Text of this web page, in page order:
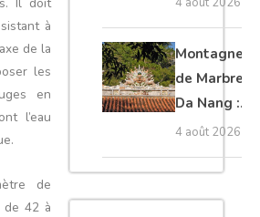
à
de la
les
en
l’eau
de
de 42 à
et Laos :
guide
complet
Montagnes
de Marbre à
Da Nang :
que voir et
comment
organiser sa
visite ?
4 août 2026